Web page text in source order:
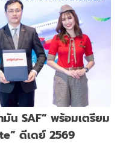
น SAF” พร้อมเตรียม
ดีเดย์ 2569